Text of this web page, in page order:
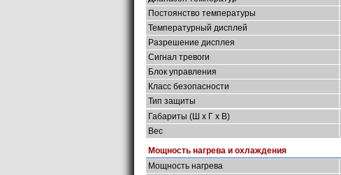
Постоянство температуры
Температурный дисплей
Разрешение дисплея
Сигнал тревоги
Блок управления
Класс безопасности
Тип защиты
Габариты (Ш х Г х В)
Вес
Мощность нагрева и охлаждения
Мощность нагрева